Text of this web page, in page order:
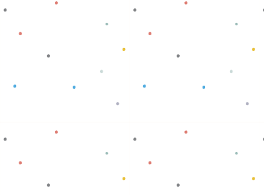
Baca selengkapnya